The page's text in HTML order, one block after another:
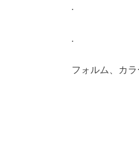
.
フォルム、カラ